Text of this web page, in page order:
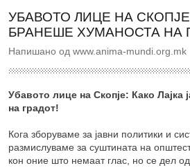
УБАВОТО ЛИЦЕ НА
БРАНЕШЕ ХУМАНОСТА НА
Напишано од www.anima-mundi.org.mk
Убавото лице на Скопје: Како Лајка
на градот!
Кога зборуваме за јавни политики и
размислуваме за суштината на
кон оние што немаат глас, но се дел